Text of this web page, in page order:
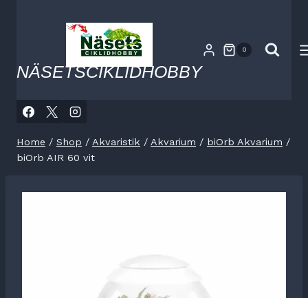
NÄSETSCIKLIDHOBBY
0
Home / Shop / Akvaristik / Akvarium / biOrb Akvarium /
biOrb AIR 60 vit